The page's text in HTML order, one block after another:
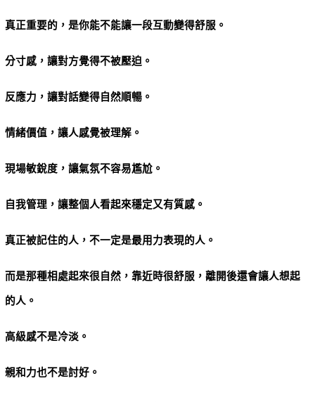
真正重要的，是你能不能讓一段互動變得舒服。
分寸感，讓對方覺得不被壓迫。
反應力，讓對話變得自然順暢。
情緒價值，讓人感覺被理解。
現場敏銳度，讓氣氛不容易尷尬。
自我管理，讓整個人看起來穩定又有質感。
真正被記住的人，不一定是最用力表現的人。
而是那種相處起來很自然，靠近時很舒服，離開後還會讓人想起
的人。
高級感不是冷淡。
親和力也不是討好。